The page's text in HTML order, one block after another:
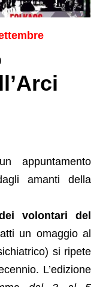
appuntamento
amanti della
volontari del
un omaggio al
si ripete
L’edizione